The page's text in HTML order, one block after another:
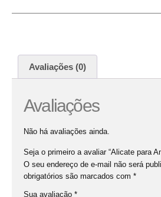
Avaliações (0)
Avaliações
Não há avaliações ainda.
Seja o primeiro a avaliar “Alicate para
O seu endereço de e-mail não será
obrigatórios são marcados com *
Sua avaliação *